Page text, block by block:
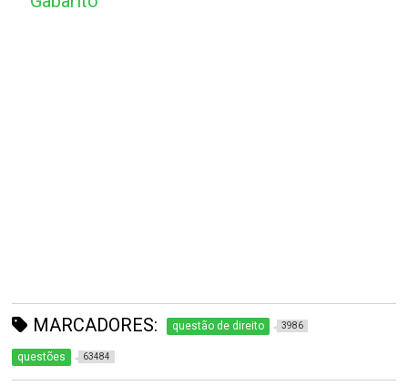
MARCADORES: questão de direito 3986
questões 63484